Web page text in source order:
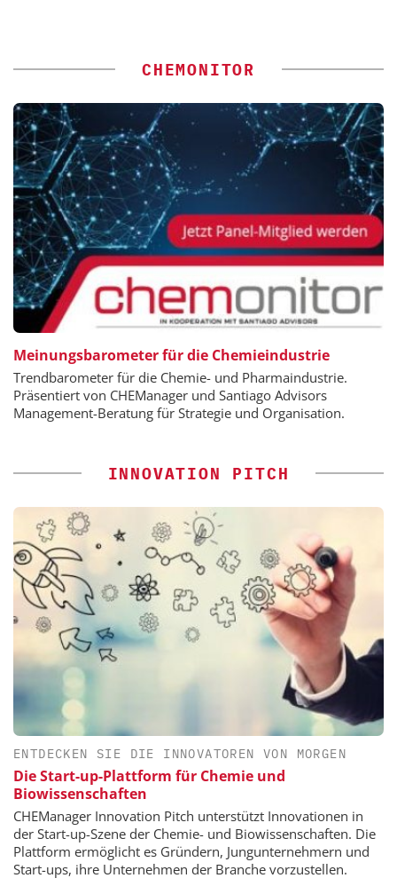
CHEMONITOR
Meinungsbarometer für die Chemieindustrie
Trendbarometer für die Chemie- und Pharmaindustrie.
Präsentiert von CHEManager und Santiago Advisors
Management-Beratung für Strategie und Organisation.
INNOVATION PITCH
ENTDECKEN SIE DIE INNOVATOREN VON MORGEN
Die Start-up-Plattform für Chemie und
Biowissenschaften
CHEManager Innovation Pitch unterstützt Innovationen in
der Start-up-Szene der Chemie- und Biowissenschaften. Die
Plattform ermöglicht es Gründern, Jungunternehmern und
Start-ups, ihre Unternehmen der Branche vorzustellen.